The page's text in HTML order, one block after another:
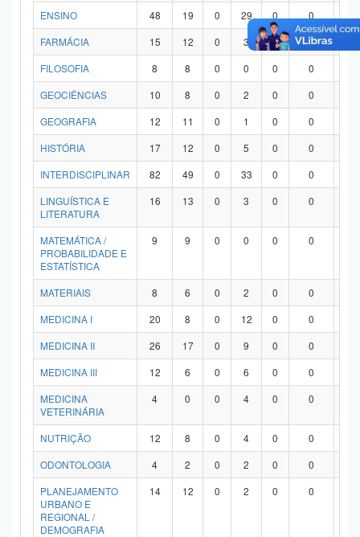
ENSINO
48 19 0 29 0 0
FARMÁCIA
15 12 0 3 0 0
FILOSOFIA
8 8 0 0 0 0
GEOCIÊNCIAS
10 8 0 2 0 0
GEOGRAFIA
12 11 0 1 0 0
HISTÓRIA
17 12 0 5 0 0
INTERDISCIPLINAR
82 49 0 33 0 0
LINGUÍSTICA E
LITERATURA
16 13 0 3 0 0
MATEMÁTICA /
PROBABILIDADE E
ESTATÍSTICA
9 9 0 0 0 0
MATERIAIS 8 6 0 2 0 0
MEDICINA I
20 8 0 12 0 0
MEDICINA II
26 17 0 9 0 0
MEDICINA III
12 6 0 6 0 0
MEDICINA
VETERINÁRIA
4 0 0 4 0 0
NUTRIÇÃO 12 8 0 4 0 0
ODONTOLOGIA
4 2 0 2 0 0
PLANEJAMENTO
URBANO E
REGIONAL /
DEMOGRAFIA
14 12 0 2 0 0